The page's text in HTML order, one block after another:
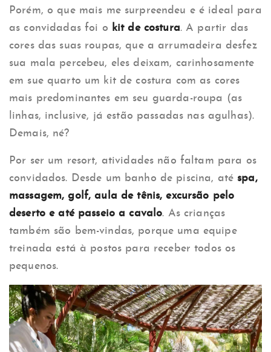
Porém, o que mais me surpreendeu e é ideal para
as convidadas foi o kit de costura. A partir das
cores das suas roupas, que a arrumadeira desfez
sua mala percebeu, eles deixam, carinhosamente
em sue quarto um kit de costura com as cores
mais predominantes em seu guarda-roupa (as
linhas, inclusive, já estão passadas nas agulhas).
Demais, né?
Por ser um resort, atividades não faltam para os
convidados. Desde um banho de piscina, atéspa,
massagem, golf, aula de tênis, excursão pelo
deserto e até passeio a cavalo. As crianças
também são bem-vindas, porque uma equipe
treinada está à postos para receber todos os
pequenos.